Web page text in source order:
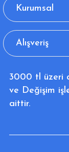
Kurumsal
Alışveriş
3000 tl üzeri
ve Değişim
aittir.